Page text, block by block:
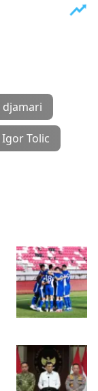
djamari
Igor Tolic